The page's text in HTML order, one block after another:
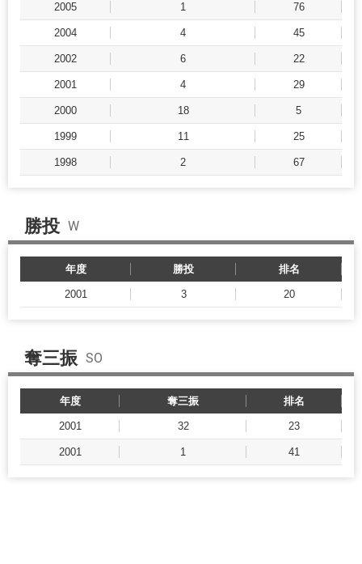
2005 1 76
2004 4 45
2002 6 22
2001 4 29
2000 18 5
1999 11 25
1998 2 67
勝投 W
年度 勝投 排名
2001 3 20
奪三振 SO
年度 奪三振 排名
2001 32 23
2001 1 41